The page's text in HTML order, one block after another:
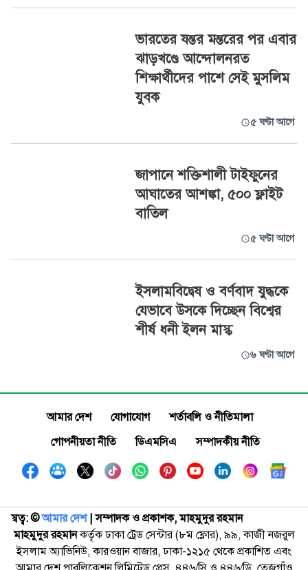
ভারতের যন্তর মন্তরের পর এবার
ঝাড়খণ্ডে আন্দোলনরত
শিক্ষার্থীদের পাশে সেই মুসলিম
যুবক
৫ ঘণ্টা আগে
জাপানে শক্তিশালী টাইফুনের
আঘাতের আশঙ্কা, ৫০০ ফ্লাইট
বাতিল
৫ ঘণ্টা আগে
ইসলামবিদ্বেষ ও বর্ণবাদ যুদ্ধকে
যেভাবে উসকে দিচ্ছেন বিশ্বের
শীর্ষ ধনী ইলন মাস্ক
৬ ঘণ্টা আগে
আমার দেশ যোগাযোগ
শর্তাবলি ও নীতিমালা
গোপনীয়তা নীতি
ডিএমসিএ সম্পাদকীয় নীতি
স্বত্ব: ©️আমার দেশ| সম্পাদক ও প্রকাশক, মাহমুদুর রহমান
মাহমুদুর রহমানকর্তৃক ঢাকা ট্রেড সেন্টার (৮ম ফ্লোর), ৯৯, কাজী নজরুল
ইসলাম অ্যাভিনিউ, কারওয়ান বাজার, ঢাকা-১২১৫ থেকে প্রকাশিত এবং